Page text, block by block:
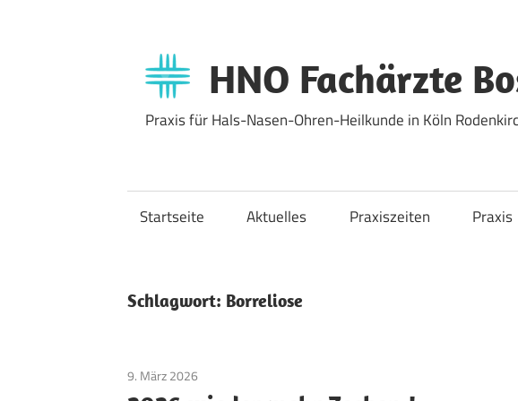
springen
HNO Fachärzte
Praxis für Hals-Nasen-Ohren-Heilkunde in Köln
Startseite Aktuelles Praxiszeiten Praxis
Schlagwort: Borreliose
9. März 2026